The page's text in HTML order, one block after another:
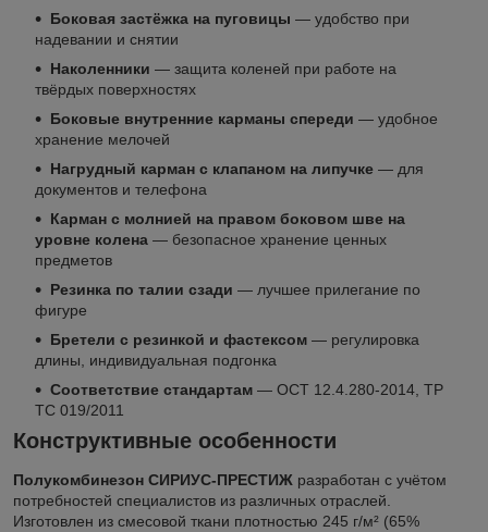
Боковая застёжка на пуговицы — удобство при
надевании и снятии
Наколенники — защита коленей при работе на
твёрдых поверхностях
Боковые внутренние карманы спереди — удобное
хранение мелочей
Нагрудный карман с клапаном на липучке — для
документов и телефона
Карман с молнией на правом боковом шве на
уровне колена — безопасное хранение ценных
предметов
Резинка по талии сзади — лучшее прилегание по
фигуре
Бретели с резинкой и фастексом — регулировка
длины, индивидуальная подгонка
Соответствие стандартам — ОСТ 12.4.280-2014, ТР
ТС 019/2011
Конструктивные особенности
Полукомбинезон СИРИУС-ПРЕСТИЖ разработан с учётом
потребностей специалистов из различных отраслей.
Изготовлен из смесовой ткани плотностью 245 г/м² (65%